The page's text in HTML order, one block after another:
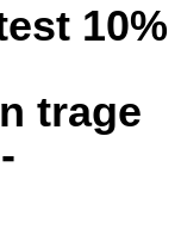
10%
trage